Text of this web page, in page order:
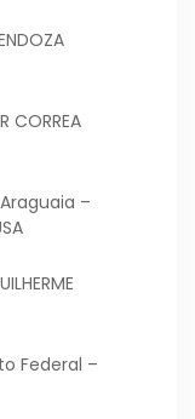
CORREA
–
Federal –